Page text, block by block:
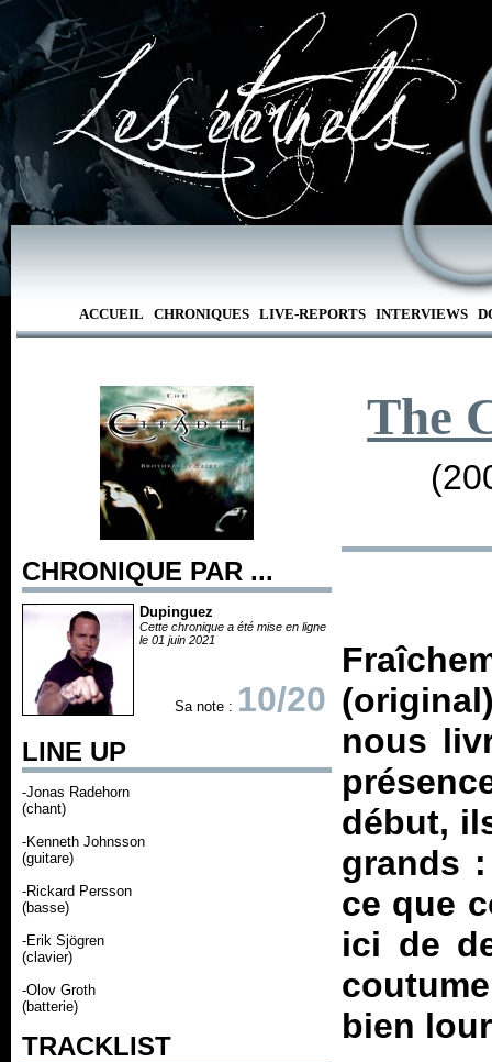
ACCUEIL CHRONIQUES LIVE-REPORTS INTERVIEWS
CHRONIQUE PAR ...
Dupinguez
Cette chronique a été mise en ligne
le 01 juin 2021
Sa note : 10/20
LINE UP
-Jonas Radehorn
(chant)
-Kenneth Johnsson
(guitare)
-Rickard Persson
(basse)
-Erik Sjögren
(clavier)
-Olov Groth
(batterie)
TRACKLIST
The
nous
début,
grands
ce que
ici de
bien